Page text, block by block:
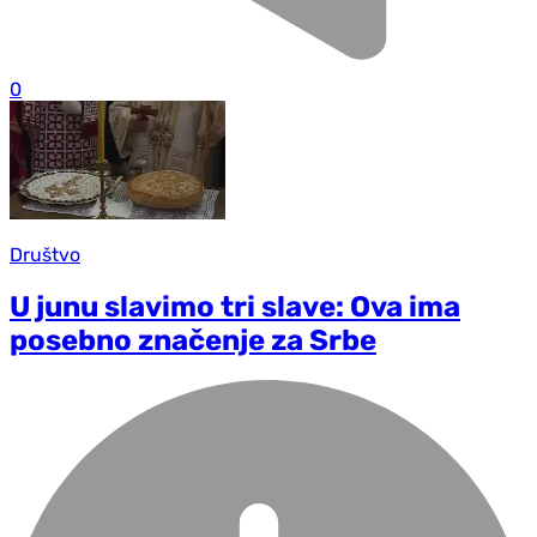
0
Društvo
U junu slavimo tri slave: Ova ima
posebno značenje za Srbe